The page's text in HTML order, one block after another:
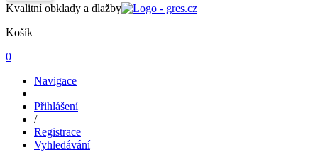
Kvalitní obklady a dlažby
Košík
0
Navigace
Přihlášení
/
Registrace
Vyhledávání